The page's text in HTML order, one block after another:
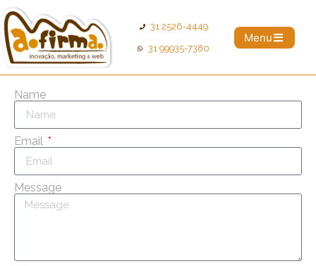
31 2526-4449
31 99935-7380
Menu
Name
Email
Message